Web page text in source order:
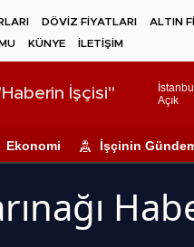
DÖVİZ FİYATLARI ALTIN
KÜNYE İLETİŞİM
İşçisi"
İstanbul
Açık
Ekonomi İşçinin